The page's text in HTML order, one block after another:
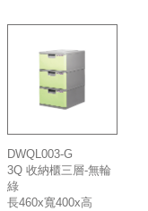
DWQL003-G
3Q 收納櫃三層-無輪
綠
長460x寬400x高